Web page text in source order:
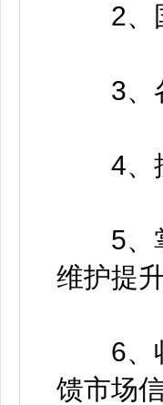
2、国
3、各
4、按
5、掌
维护提
6、收
馈市场